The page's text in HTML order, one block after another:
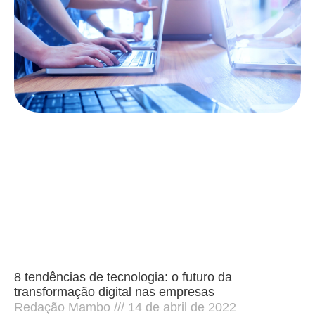
8 tendências de tecnologia: o futuro da
transformação digital nas empresas
Redação Mambo
14 de abril de 2022